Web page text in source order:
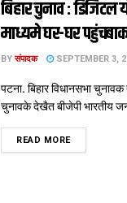
बिहार चुनाव :
माध्यमे घर-घर
BY संपादक SEPTEMBER 3,
पटना. बिहार विधानसभा
चुनावके देखैत बीजेपी भारतीय
READ MOREDETAILS